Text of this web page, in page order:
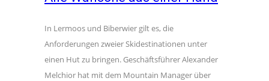
In Lermoos und Biberwier gilt es, die
Anforderungen zweier Skidestinationen unter
einen Hut zu bringen. Geschäftsführer Alexander
Melchior hat mit dem Mountain Manager über